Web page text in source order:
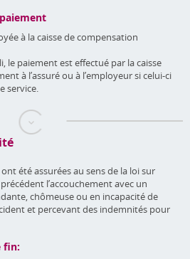
à la caisse de compensation
le paiement est effectué par la caisse
à l’assuré ou à l’employeur si celui-ci
service.
été assurées au sens de la loi sur
l’accouchement avec un
chômeuse ou en incapacité de
et percevant des indemnités pour
fin: